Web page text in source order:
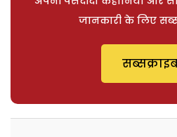
जानकारी के लिए